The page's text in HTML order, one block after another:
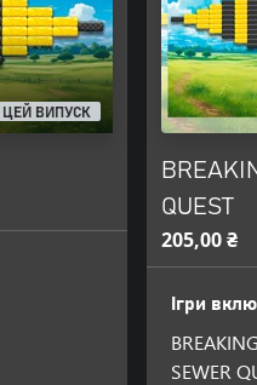
ЦЕЙ ВИПУСК
QUEST
205,00 ₴
Ігри
SEWER